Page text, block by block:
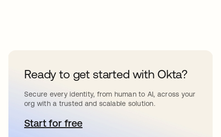
Ready to get started with Okta?
Secure every identity, from human to AI, across your
org with a trusted and scalable solution.
Start for freese abre en una pestaña nueva